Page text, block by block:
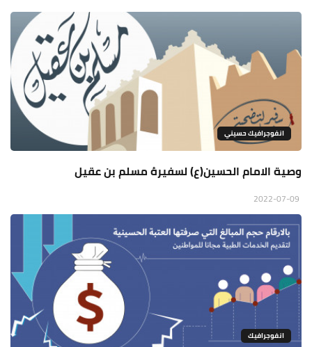
انفوجرافيك حسيني
وصية الامام الحسين(ع) لسفيرهُ مسلم بن عقيل
انفوجرافيك